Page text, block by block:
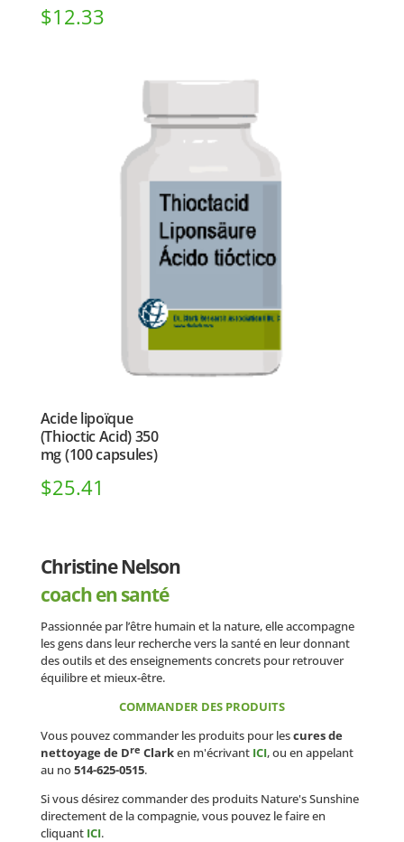
$12.33
Acide lipoïque
(Thioctic Acid) 350
mg (100 capsules)
$25.41
Christine Nelson
coach en santé
Passionnée par l’être humain et la nature, elle accompagne
les gens dans leur recherche vers la santé en leur donnant
des outils et des enseignements concrets pour retrouver
équilibre et mieux-être.
COMMANDER DES PRODUITS
Vous pouvez commander les produits pour lescures de
nettoyage de Dre Clarken m'écrivant ICI, ou en appelant
au no514-625-0515.
Si vous désirez commander des produits Nature's Sunshine
directement de la compagnie, vous pouvez le faire en
cliquant ICI.